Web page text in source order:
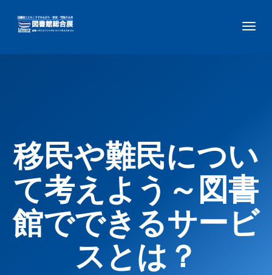
ー
用
メ
移民や難民につい
て考えよう～図書
館でできるサービ
スとは？